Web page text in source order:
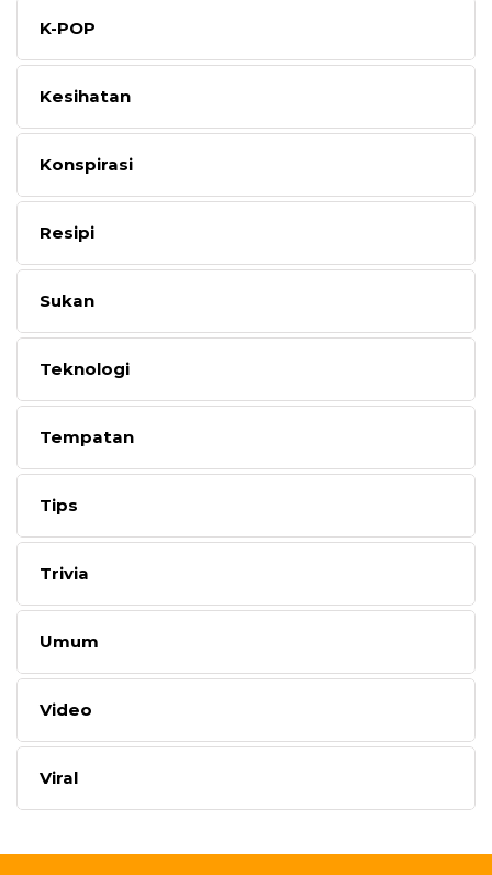
K-POP
Kesihatan
Konspirasi
Resipi
Sukan
Teknologi
Tempatan
Tips
Trivia
Umum
Video
Viral